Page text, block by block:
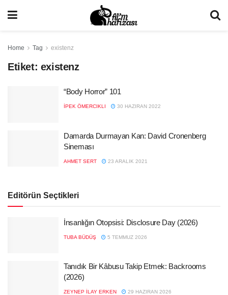
Home Tag existenz
Etiket: existenz
“Body Horror” 101
İPEK ÖMERCIKLI 30 HAZIRAN 2022
Damarda Durmayan Kan: David Cronenberg
Sineması
AHMET SERT 23 ARALIK 2021
Editörün Seçtikleri
İnsanlığın Otopsisi: Disclosure Day (2026)
TUBA BÜDÜŞ 5 TEMMUZ 2026
Tanıdık Bir Kâbusu Takip Etmek: Backrooms
(2026)
ZEYNEP İLAY ERKEN 29 HAZIRAN 2026